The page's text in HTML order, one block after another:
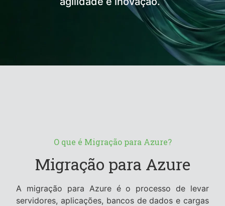
O que é Migração para Azure?
Migração para Azure
A migração para Azure é o processo de levar
servidores, aplicações, bancos de dados e cargas